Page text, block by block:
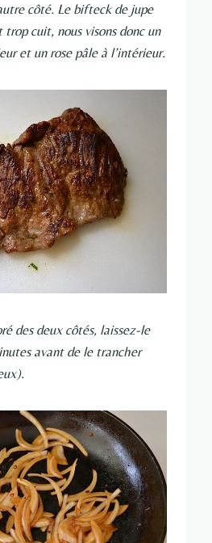
côté. Le bifteck de jupe
trop cuit, nous visons donc un
et un rose pâle à l’intérieur.
des deux côtés, laissez-le
avant de le trancher